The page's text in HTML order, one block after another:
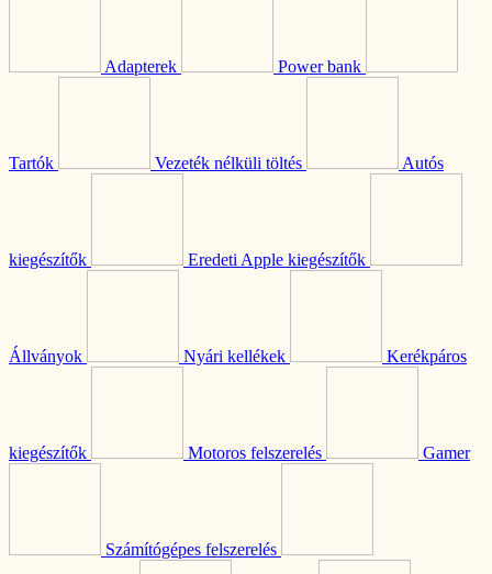
Adapterek Power bank
Tartók Vezeték nélküli töltés Autós
kiegészítők Eredeti Apple kiegészítők
Állványok Nyári kellékek Kerékpáros
kiegészítők Motoros felszerelés Gamer
Számítógépes felszerelés